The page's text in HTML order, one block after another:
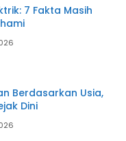
7 Fakta Masih
Berdasarkan Usia,
Dini